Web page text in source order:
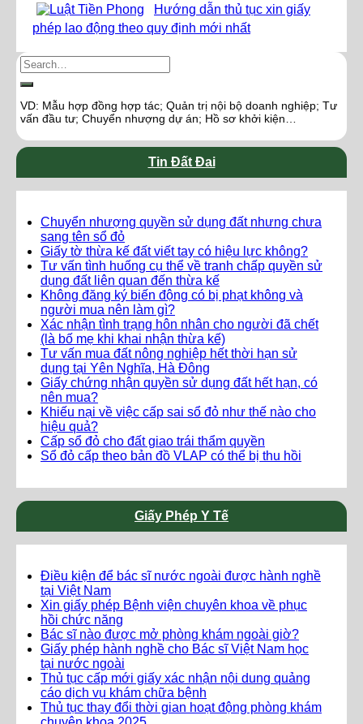
Hướng dẫn thủ tục xin giấy
phép lao động theo quy định mới nhất
VD: Mẫu hợp đồng hợp tác; Quản trị nội bộ doanh nghiệp; Tư
vấn đầu tư; Chuyển nhượng dự án; Hồ sơ khởi kiện…
Tin Đất Đai
Chuyển nhượng quyền sử dụng đất nhưng chưa
sang tên sổ đỏ
Giấy tờ thừa kế đất viết tay có hiệu lực không?
Tư vấn tình huống cụ thể về tranh chấp quyền sử
dụng đất liên quan đến thừa kế
Không đăng ký biến động có bị phạt không và
người mua nên làm gì?
Xác nhận tình trạng hôn nhân cho người đã chết
(là bố mẹ khi khai nhận thừa kế)
Tư vấn mua đất nông nghiệp hết thời hạn sử
dụng tại Yên Nghĩa, Hà Đông
Giấy chứng nhận quyền sử dụng đất hết hạn, có
nên mua?
Khiếu nại về việc cấp sai sổ đỏ như thế nào cho
hiệu quả?
Cấp sổ đỏ cho đất giao trái thẩm quyền
Sổ đỏ cấp theo bản đồ VLAP có thể bị thu hồi
Giấy Phép Y Tế
Điều kiện để bác sĩ nước ngoài được hành nghề
tại Việt Nam
Xin giấy phép Bệnh viện chuyên khoa về phục
hồi chức năng
Bác sĩ nào được mở phòng khám ngoài giờ?
Giấy phép hành nghề cho Bác sĩ Việt Nam học
tại nước ngoài
Thủ tục cấp mới giấy xác nhận nội dung quảng
cáo dịch vụ khám chữa bệnh
Thủ tục thay đổi thời gian hoạt động phòng khám